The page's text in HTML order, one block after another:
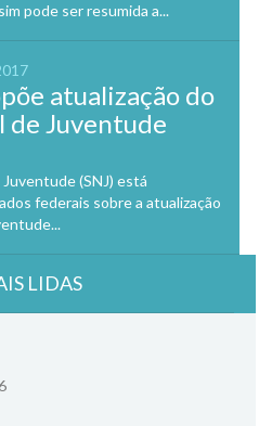
pode ser resumida a...
atualização do
de Juventude
(SNJ) está
federais sobre a atualização
LIDAS